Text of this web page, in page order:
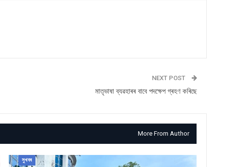
NEXT POST
মাতৃভাষা ব্যৱহাৰৰ বাবে পদক্ষেপ গ্ৰহণ কৰিছে
More From Author
সুখবৰ